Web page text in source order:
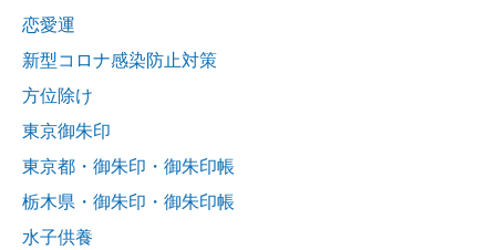
恋愛運
新型コロナ感染防止対策
方位除け
東京御朱印
東京都・御朱印・御朱印帳
栃木県・御朱印・御朱印帳
水子供養